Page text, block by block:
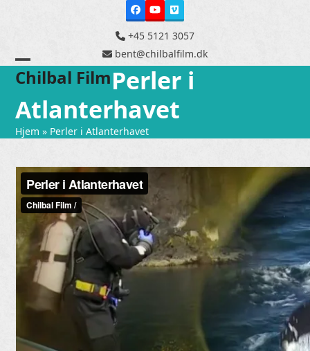
Facebook
YouTube
Vimeo
+45 5121 3057
bent@chilbalfilm.dk
Chilbal Film
Open
mobile
menu
Close
mobile
menu
Perler i
Atlanterhavet
Hjem » Perler i Atlanterhavet